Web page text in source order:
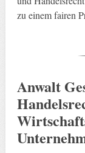
zu einem fairen
Anwalt